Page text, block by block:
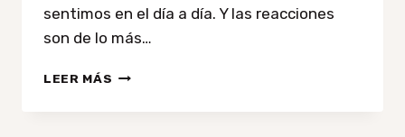
sentimos en el día a día. Y las reacciones
son de lo más…
LEER MÁS ¿POR